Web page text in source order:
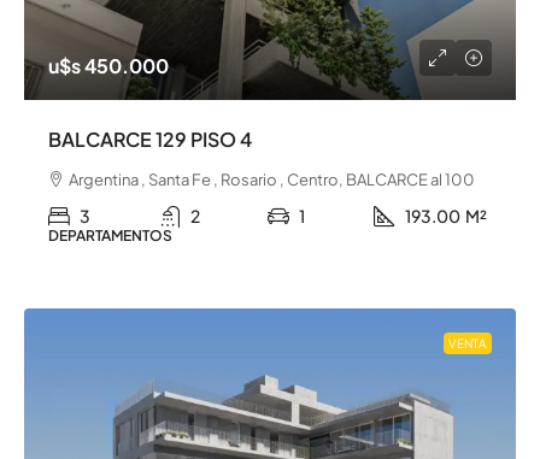
u$s 450.000
BALCARCE 129 PISO 4
Argentina , Santa Fe , Rosario , Centro, BALCARCE al 100
3 2 1 193.00 M²
DEPARTAMENTOS
VENTA